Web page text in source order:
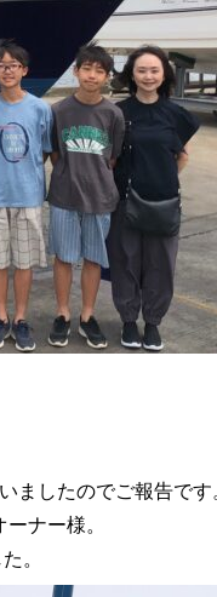
ましたのでご報告です
ナー様。
。